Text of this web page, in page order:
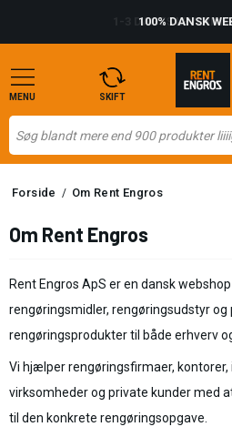
100% DANSK
MENU SKIFT
Forside / Om Rent Engros
Om Rent Engros
Rent Engros ApS er en dansk
rengøringsmidler, rengøringsudstyr og
rengøringsprodukter til både erhverv
Vi hjælper rengøringsfirmaer,
virksomheder og private kunder med
til den konkrete rengøringsopgave.